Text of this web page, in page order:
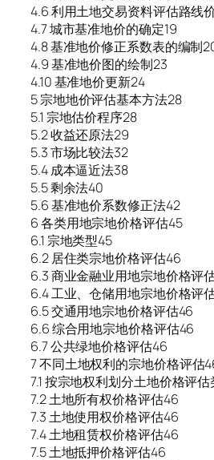
4.6 利用土地交易资料评估路线
4.7 城市基准地价的确定19
4.8 基准地价修正系数表的编制
4.9 基准地价图的绘制23
4.10 基准地价更新24
5 宗地地价评估基本方法28
5.1 宗地估价程序28
5.2 收益还原法29
5.3 市场比较法32
5.4 成本逼近法38
5.5 剩余法40
5.6 基准地价系数修正法42
6 各类用地宗地价格评估45
6.1 宗地类型45
6.2 居住类宗地价格评估46
6.3 商业金融业用地宗地价格评
6.4 工业、仓储用地宗地价格评
6.5 交通用地宗地价格评估46
6.6 综合用地宗地价格评估46
6.7 公共绿地价格评估46
7 不同土地权利的宗地价格评估
7.1 按宗地权利划分土地价格评
7.2 土地所有权价格评估46
7.3 土地使用权价格评估46
7.4 土地租赁权价格评估46
7.5 土地抵押价格评估46